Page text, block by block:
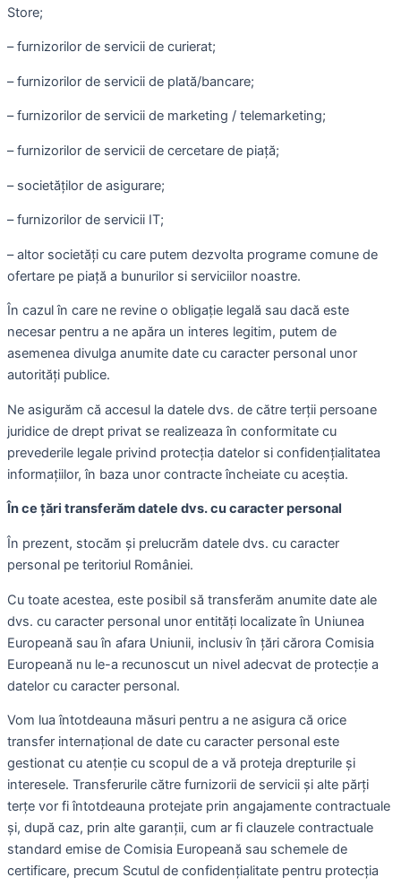
Store;
– furnizorilor de servicii de curierat;
– furnizorilor de servicii de plată/bancare;
– furnizorilor de servicii de marketing / telemarketing;
– furnizorilor de servicii de cercetare de piață;
– societăților de asigurare;
– furnizorilor de servicii IT;
– altor societăți cu care putem dezvolta programe comune de
ofertare pe piață a bunurilor si serviciilor noastre.
În cazul în care ne revine o obligație legală sau dacă este
necesar pentru a ne apăra un interes legitim, putem de
asemenea divulga anumite date cu caracter personal unor
autorități publice.
Ne asigurăm că accesul la datele dvs. de către terții persoane
juridice de drept privat se realizeaza în conformitate cu
prevederile legale privind protecția datelor si confidențialitatea
informațiilor, în baza unor contracte încheiate cu aceștia.
În ce țări transferăm datele dvs. cu caracter personal
În prezent, stocăm și prelucrăm datele dvs. cu caracter
personal pe teritoriul României.
Cu toate acestea, este posibil să transferăm anumite date ale
dvs. cu caracter personal unor entități localizate în Uniunea
Europeană sau în afara Uniunii, inclusiv în țări cărora Comisia
Europeană nu le-a recunoscut un nivel adecvat de protecție a
datelor cu caracter personal.
Vom lua întotdeauna măsuri pentru a ne asigura că orice
transfer internațional de date cu caracter personal este
gestionat cu atenție cu scopul de a vă proteja drepturile și
interesele. Transferurile către furnizorii de servicii și alte părți
terțe vor fi întotdeauna protejate prin angajamente contractuale
și, după caz, prin alte garanții, cum ar fi clauzele contractuale
standard emise de Comisia Europeană sau schemele de
certificare, precum Scutul de confidențialitate pentru protecția